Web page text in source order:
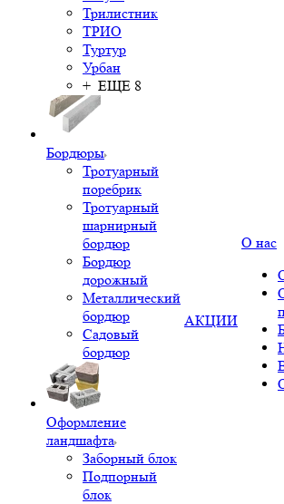
Трилистник
ТРИО
Туртур
Урбан
+ ЕЩЕ 8
Бордюры
Тротуарный
поребрик
Тротуарный
шарнирный
бордюр
Бордюр
дорожный
Металлический
бордюр
Садовый
бордюр
Оформление
ландшафта
Заборный блок
Подпорный
блок
АКЦИИ
О нас